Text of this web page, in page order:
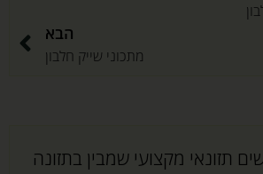
הבא
מתכוני שייק חלבון
תזונאי מקצועי שמבין בתזונה